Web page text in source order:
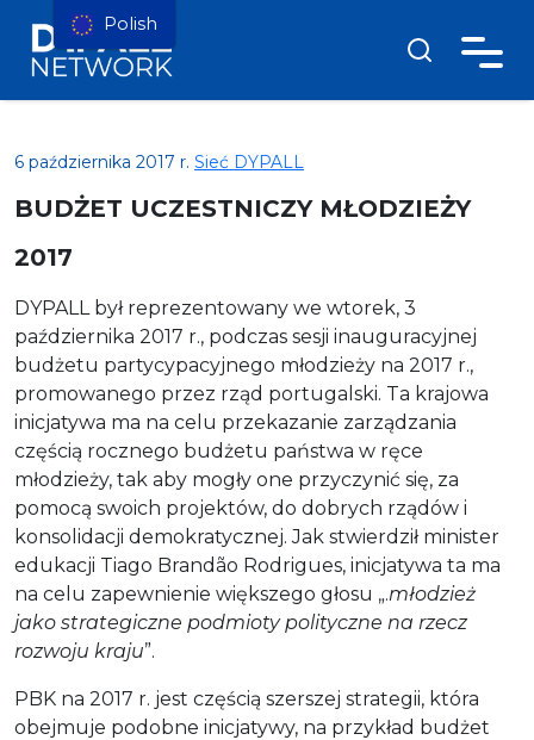
6 października 2017 r. Sieć DYPALL
BUDŻET UCZESTNICZY MŁODZIEŻY
2017
DYPALL był reprezentowany we wtorek, 3
października 2017 r., podczas sesji inauguracyjnej
budżetu partycypacyjnego młodzieży na 2017 r.,
promowanego przez rząd portugalski. Ta krajowa
inicjatywa ma na celu przekazanie zarządzania
częścią rocznego budżetu państwa w ręce
młodzieży, tak aby mogły one przyczynić się, za
pomocą swoich projektów, do dobrych rządów i
konsolidacji demokratycznej. Jak stwierdził minister
edukacji Tiago Brandão Rodrigues, inicjatywa ta ma
na celu zapewnienie większego głosu „.młodzież
jako strategiczne podmioty polityczne na rzecz
rozwoju kraju”.
PBK na 2017 r. jest częścią szerszej strategii, która
obejmuje podobne inicjatywy, na przykład budżet
Polish